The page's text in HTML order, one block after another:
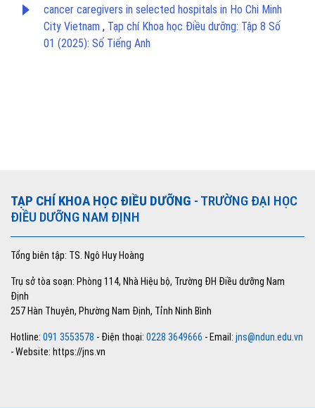
cancer caregivers in selected hospitals in Ho Chi Minh
City Vietnam , Tạp chí Khoa học Điều dưỡng: Tập 8 Số
01 (2025): Số Tiếng Anh
TẠP CHÍ KHOA HỌC ĐIỀU DƯỠNG - TRƯỜNG ĐẠI HỌC
ĐIỀU DƯỠNG NAM ĐỊNH
Tổng biên tập: TS. Ngô Huy Hoàng
Trụ sở tòa soạn: Phòng 114, Nhà Hiệu bộ, Trường ĐH Điều dưỡng Nam
Định
257 Hàn Thuyên, Phường Nam Định, Tỉnh Ninh Bình
Hotline: 091 3553578 - Điện thoại: 0228 3649666 - Email: jns@ndun.edu.vn
- Website: https://jns.vn